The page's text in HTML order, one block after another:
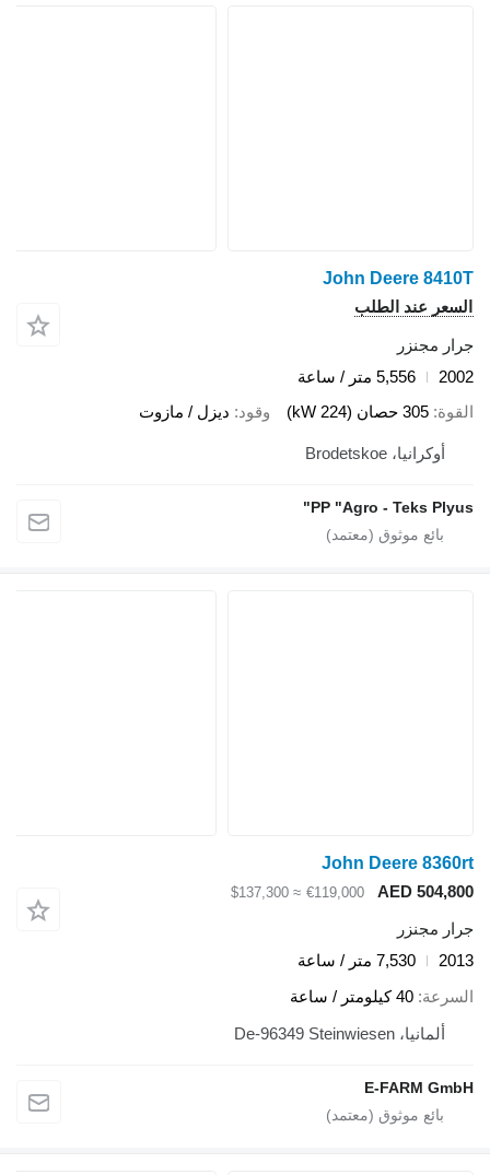
John Deere 8410T
السعر عند الطلب
جرار مجنزر
2002
5,556 متر / ساعة
القوة 305 حصان (224 kW) وقود ديزل / مازوت
أوكرانيا، Brodetskoe
PP "Agro - Teks Plyus"
John Deere 8360rt
AED 504,800
€119,000
≈ $137,300
جرار مجنزر
2013
7,530 متر / ساعة
السرعة 40 كيلومتر / ساعة
ألمانيا، De-96349 Steinwiesen
E-FARM GmbH